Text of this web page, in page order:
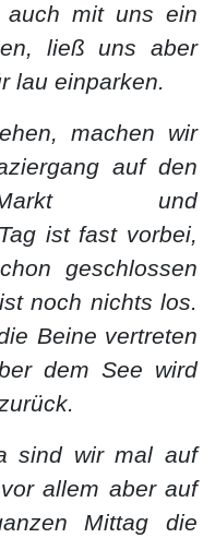
mit uns ein
ließ uns aber
lau einparken.
machen wir
auf den
Markt und
ist fast vorbei,
geschlossen
noch nichts los.
Beine vertreten
dem See wird
sind wir mal auf
allem aber auf
Mittag die